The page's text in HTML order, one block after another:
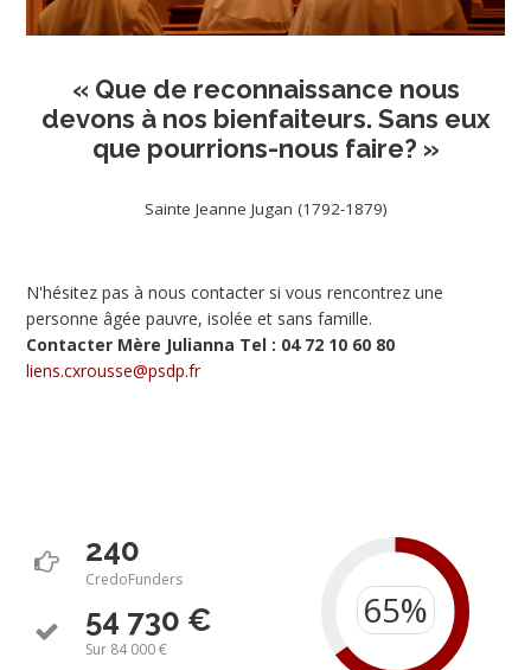
« Que de reconnaissance nous
devons à nos bienfaiteurs. Sans eux
que pourrions-nous faire? »
Sainte Jeanne Jugan (1792-1879)
N'hésitez pas à nous contacter si vous rencontrez une
personne âgée pauvre, isolée et sans famille.
Contacter Mère Julianna Tel : 04 72 10 60 80
liens.cxrousse@psdp.fr
240
CredoFunders
54 730 €
Sur 84 000 €